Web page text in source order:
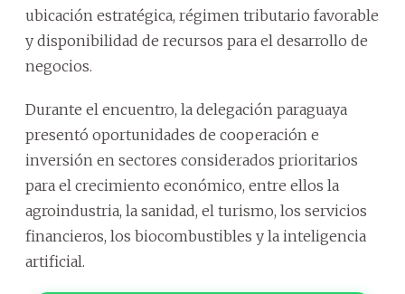
ubicación estratégica, régimen tributario favorable
y disponibilidad de recursos para el desarrollo de
negocios.
Durante el encuentro, la delegación paraguaya
presentó oportunidades de cooperación e
inversión en sectores considerados prioritarios
para el crecimiento económico, entre ellos la
agroindustria, la sanidad, el turismo, los servicios
financieros, los biocombustibles y la inteligencia
artificial.